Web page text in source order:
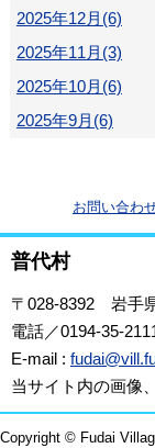
2025年12月(6)
2025年11月(3)
2025年10月(6)
2025年9月(6)
お問い合わ
普代村
〒028-8392 岩手
電話／0194-35-
E-mail :
当サイト内の画像
Copyright © Fudai